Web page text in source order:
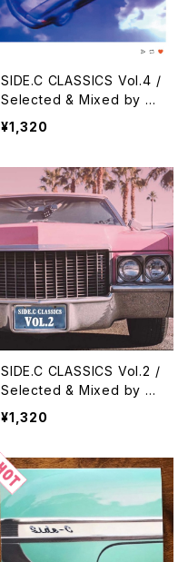
SIDE.C CLASSICS Vol.4 /
Selected & Mixed by N
OOLIO
¥1,320
SIDE.C CLASSICS Vol.2 /
Selected & Mixed by N
OOLIO
¥1,320